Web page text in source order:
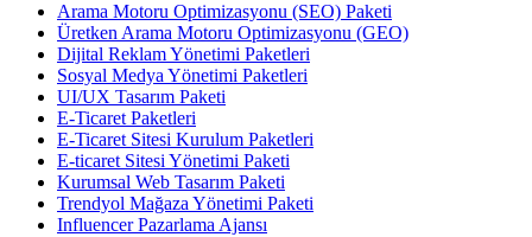
Arama Motoru Optimizasyonu (SEO) Paketi
Üretken Arama Motoru Optimizasyonu (GEO)
Dijital Reklam Yönetimi Paketleri
Sosyal Medya Yönetimi Paketleri
UI/UX Tasarım Paketi
E-Ticaret Paketleri
E-Ticaret Sitesi Kurulum Paketleri
E-ticaret Sitesi Yönetimi Paketi
Kurumsal Web Tasarım Paketi
Trendyol Mağaza Yönetimi Paketi
Influencer Pazarlama Ajansı